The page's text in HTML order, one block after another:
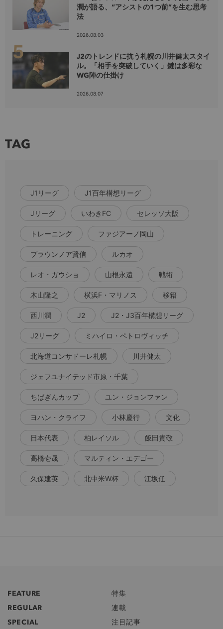
潤が語る、“アシストの1つ前”を生む思考
法
2026.08.03
J2のトレンドに抗う札幌の川井健太スタイ
ル。「相手を突破していく」鍵は多彩な
WG陣の仕掛け
2026.08.07
TAG
J1リーグ J1百年構想リーグ
Jリーグ いわきFC セレッソ大阪
トレーニング ファジアーノ岡山
ブラウンノア賢信 ルカオ
レオ・ガウショ 山根永遠 戦術
木山隆之 横浜F・マリノス 移籍
西川潤 J2 J2・J3百年構想リーグ
J2リーグ ミハイロ・ペトロヴィッチ
北海道コンサドーレ札幌 川井健太
ジェフユナイテッド市原・千葉
ちばぎんカップ ユン・ジョンファン
ヨハン・クライフ 小林慶行 文化
日本代表 柏レイソル 飯田貴敬
高橋壱晟 マルティン・エデゴー
久保建英 北中米W杯 江坂任
FEATURE
特集
REGULAR
連載
SPECIAL
注目記事